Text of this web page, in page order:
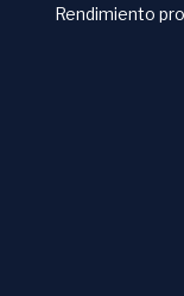
Rendimiento